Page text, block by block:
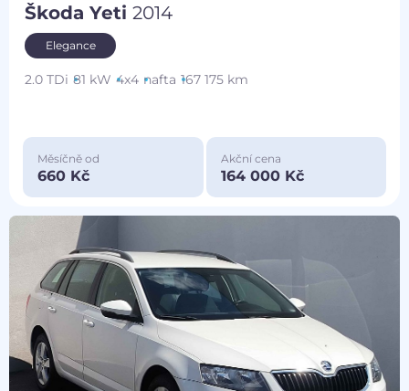
Škoda Yeti2014
Elegance
2.0 TDi 81 kW 4x4 nafta 167 175 km
Měsíčně od
660 Kč
Akční cena
164 000 Kč